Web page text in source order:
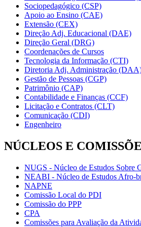
Sociopedagógico (CSP)
Apoio ao Ensino (CAE)
Extensão (CEX)
Direção Adj. Educacional (DAE)
Direção Geral (DRG)
Coordenações de Cursos
Tecnologia da Informação (CTI)
Diretoria Adj. Administração
Gestão de Pessoas (CGP)
Patrimônio (CAP)
Contabilidade e Finanças (CCF)
Licitação e Contratos (CLT)
Comunicação (CDI)
Engenheiro
NÚCLEOS E
NUGS - Núcleo de Estudos Sobre
NEABI - Núcleo de Estudos Afro-
NAPNE
Comissão Local do PDI
Comissão do PPP
CPA
Comissões para Avaliação da